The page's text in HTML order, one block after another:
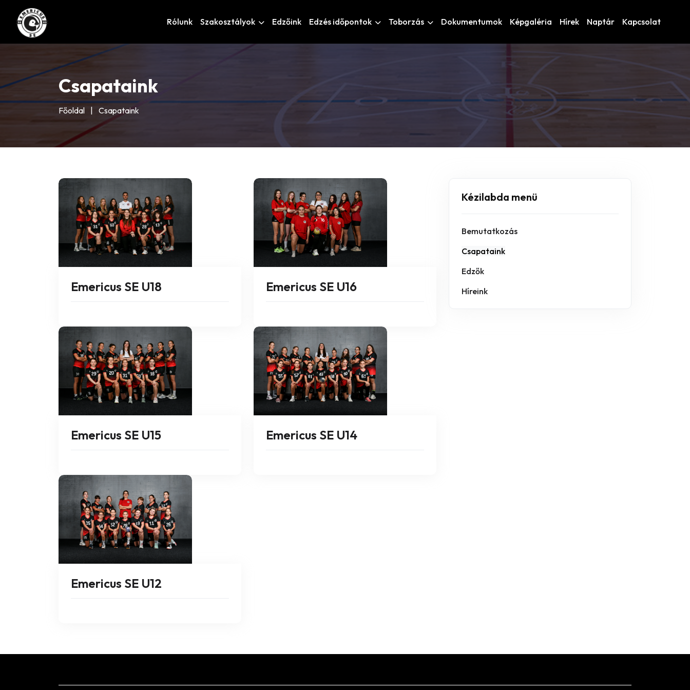
Rólunk Szakosztályok Edzőink Edzés időpontok Toborzás Dokumentumok Képgaléria Hírek Naptár Kapcsolat
Csapataink
Főoldal Csapataink
Emericus SE U18 Emericus SE U16
Emericus SE U15 Emericus SE U14
Emericus SE U12
Kézilabda menü
Bemutatkozás
Csapataink
Edzők
Híreink